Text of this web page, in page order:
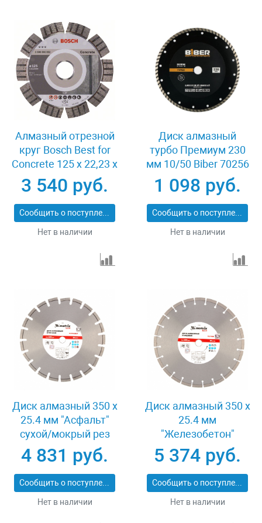
Алмазный отрезной
круг Bosch Best for
Concrete 125 x 22,23 x
2,2 x 12 mm
3 540 руб.
Сообщить о поступлении
Нет в наличии
Диск алмазный
турбо Премиум 230
мм 10/50 Biber 70256
1 098 руб.
Сообщить о поступлении
Нет в наличии
Диск алмазный 350 х
25.4 мм "Асфальт"
сухой/мокрый рез
Pro Matrix 731073
4 831 руб.
Сообщить о поступлении
Нет в наличии
Диск алмазный 350 х
25.4 мм
"Железобетон"
сухой/мокрый рез
Pro Matrix 731103
5 374 руб.
Сообщить о поступлении
Нет в наличии